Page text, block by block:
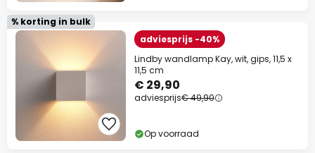
% korting in bulk
adviesprijs -40%
Lindby wandlamp Kay, wit, gips, 11,5 x
11,5 cm
€ 29,90
adviesprijs€ 49,90
Op voorraad